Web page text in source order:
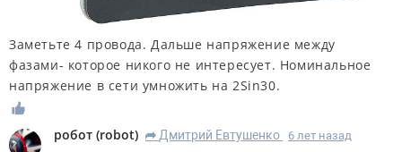
Заметьте 4 провода. Дальше напряжение между
фазами- которое никого не интересует. Номинальное
напряжение в сети умножить на 2Sin30.
робот (robot) R Дмитрий Евтушенко 6 лет назад